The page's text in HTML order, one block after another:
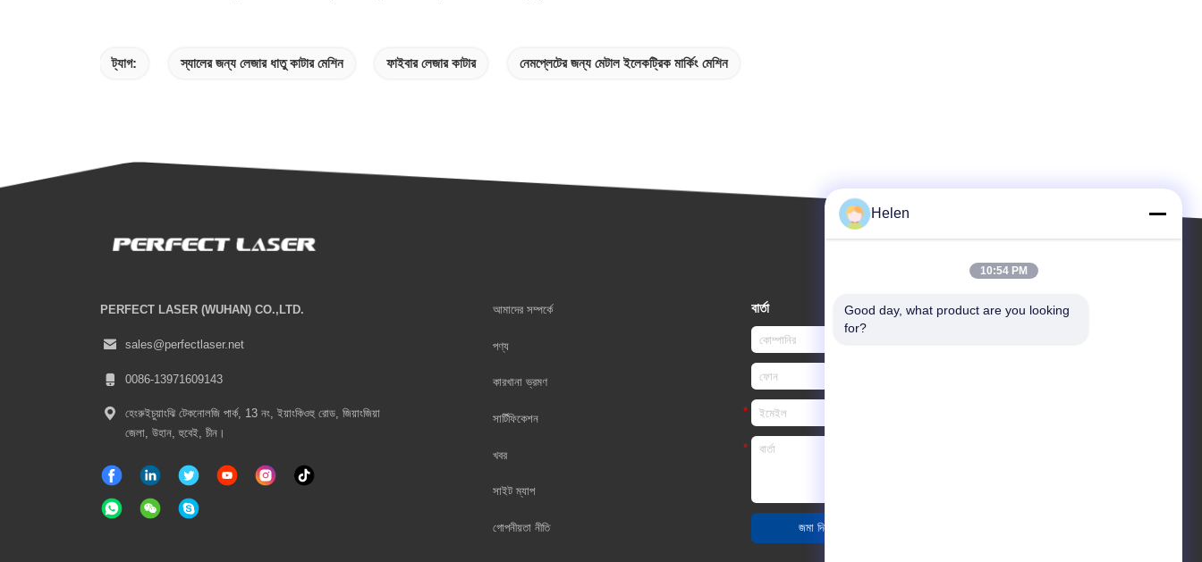
ট্যাগ: স্যালের জন্য লেজার ধাতু কাটার মেশিন ফাইবার লেজার কাটার নেমপ্লেটের জন্য মেটাল ইলেকট্রিক মার্কিং মেশিন
PERFECT LASER (WUHAN) CO.,LTD.
sales@perfectlaser.net
0086-13971609143
হেংরুইচুয়াংঝি টেকনোলজি পার্ক, 13 নং, ইয়াংকিওহু রোড, জিয়াংজিয়া
জেলা, উহান, হুবেই, চীন।
আমাদের সম্পর্কে
পণ্য
কারখানা ভ্রমণ
সার্টিফিকেশন
খবর
সাইট ম্যাপ
গোপনীয়তা নীতি
বার্তা
জমা দিন
Helen
10:54 PM
Good day, what product are you looking
for?